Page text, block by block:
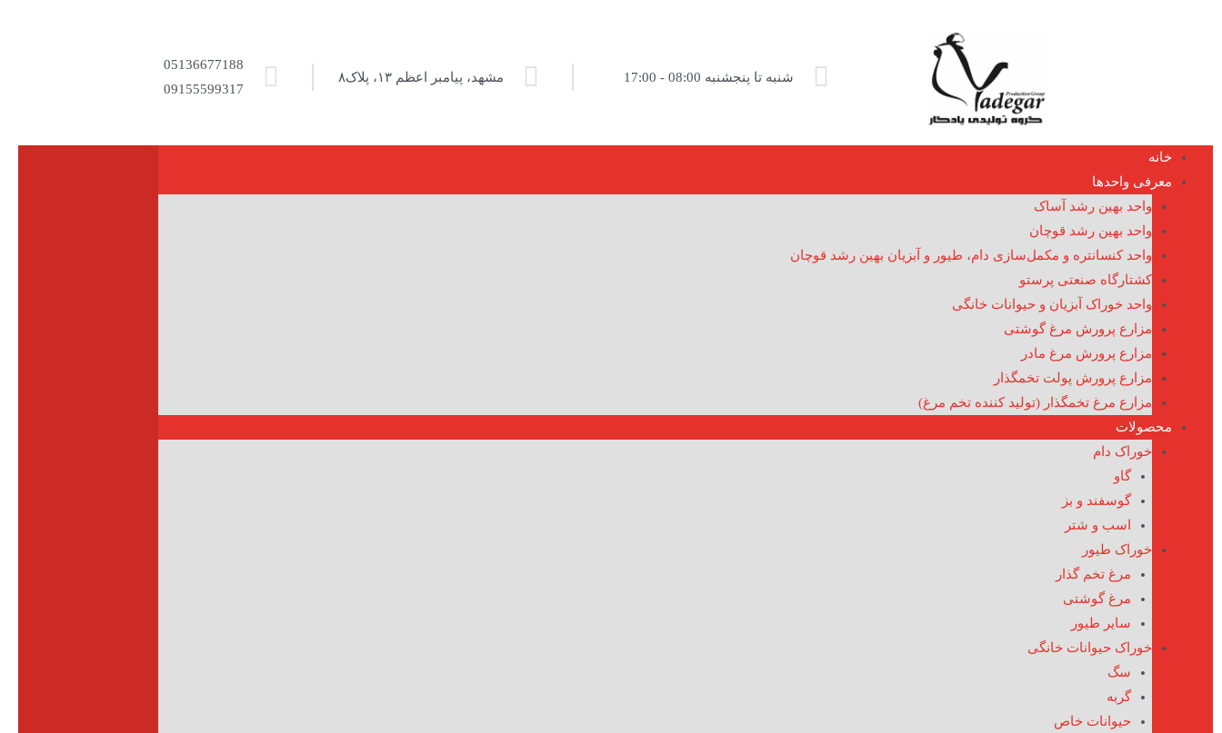
شنبه تا پنجشنبه 08:00 - 17:00 مشهد، پیامبر اعظم ۱۳، پلاک۸
05136677188
09155599317
خانه
معرفی واحدها
واحد بهین رشد آساک
واحد بهین رشد قوچان
واحد کنسانتره و مکمل‌سازی دام، طیور و آبزیان بهین رشد قوچان
کشتارگاه صنعتی پرستو
واحد خوراک آبزیان و حیوانات خانگی
مزارع پرورش مرغ گوشتی
مزارع پرورش مرغ مادر
مزارع پرورش پولت تخمگذار
مزارع مرغ تخمگذار (تولید کننده تخم مرغ)
محصولات
خوراک دام
گاو
گوسفند و بز
اسب و شتر
خوراک طیور
مرغ تخم گذار
مرغ گوشتی
سایر طیور
خوراک حیوانات خانگی
سگ
گربه
حیوانات خاص